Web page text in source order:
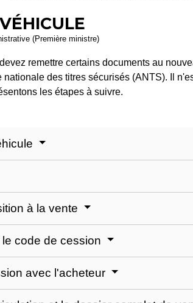
(Première ministre)
remettre certains documents au
des titres sécurisés (ANTS). Il
les étapes à suivre.
à la vente
code de cession
avec l'acheteur